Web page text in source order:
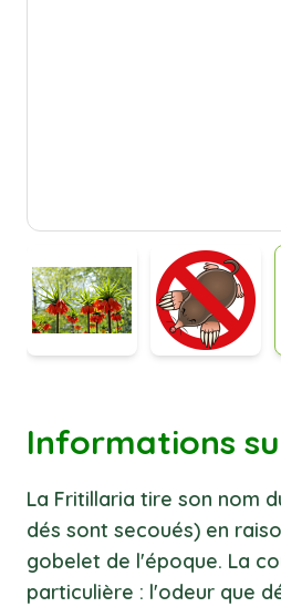
Informations
La Fritillaria tire son nom
dés sont secoués) en
gobelet de l'époque. La
particulière : l'odeur que